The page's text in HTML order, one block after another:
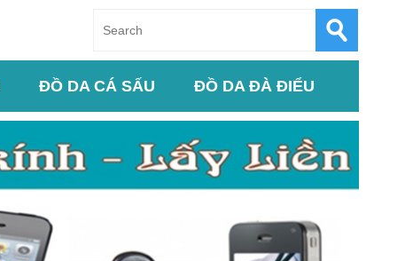
ĐỒ DA CÁ SẤU ĐỒ DA ĐÀ ĐIỂU